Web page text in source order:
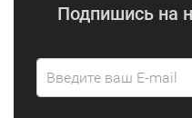
Подпишись на